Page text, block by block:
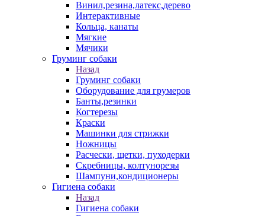
Винил,резина,латекс,дерево
Интерактивные
Кольца, канаты
Мягкие
Мячики
Груминг собаки
Назад
Груминг собаки
Оборудование для грумеров
Банты,резинки
Когтерезы
Краски
Машинки для стрижки
Ножницы
Расчески, щетки, пуходерки
Скребницы, колтунорезы
Шампуни,кондиционеры
Гигиена собаки
Назад
Гигиена собаки